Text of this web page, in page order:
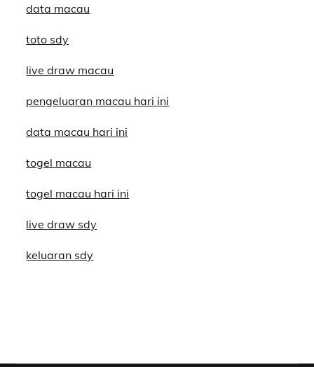
data macau
toto sdy
live draw macau
pengeluaran macau hari ini
data macau hari ini
togel macau
togel macau hari ini
live draw sdy
keluaran sdy